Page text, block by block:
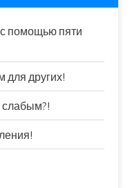
помощью пяти
других!
слабым?!